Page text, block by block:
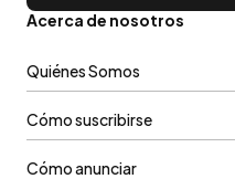
Acerca de nosotros
Quiénes Somos
Cómo suscribirse
Cómo anunciar